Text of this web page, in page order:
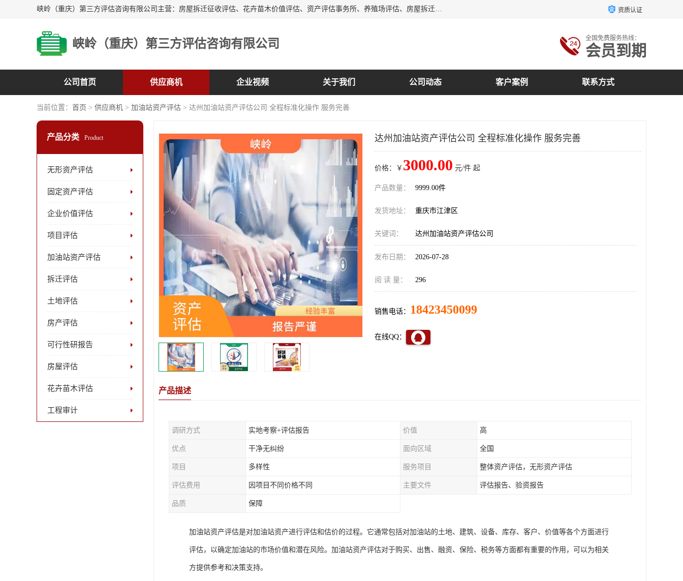
峡岭（重庆）第三方评估咨询有限公司主营：房屋拆迁征收评估、花卉苗木价值评估、资产评估事务所、养殖场评估、房屋拆迁服务公司等，形成了综合一体化的资产评估、财务审计和资产优化处置服务，是在全国同行业中资质全、业务服务范围广、具有影响力的综合服务机构。 资质认证
峡岭（重庆）第三方评估咨询有限公司 全国免费服务热线：
会员到期
公司首页 供应商机 企业视频 关于我们 公司动态 客户案例 联系方式
当前位置： 首页 > 供应商机 > 加油站资产评估 > 达州加油站资产评估公司 全程标准化操作 服务完善
产品分类 Product
无形资产评估
固定资产评估
企业价值评估
项目评估
加油站资产评估
拆迁评估
土地评估
房产评估
可行性研报告
房屋评估
花卉苗木评估
工程审计
达州加油站资产评估公司 全程标准化操作 服务完善
价格：￥ 3000.00 元/件 起
产品数量： 9999.00件
发货地址： 重庆市江津区
关键词： 达州加油站资产评估公司
发布日期： 2026-07-28
阅 读 量： 296
销售电话： 18423450099
在线QQ：
产品描述
调研方式 实地考察+评估报告 价值 高
优点 干净无纠纷 面向区域 全国
项目 多样性 服务项目 整体资产评估，无形资产评估
评估费用 因项目不同价格不同 主要文件 评估报告、验资报告
品质 保障
加油站资产评估是对加油站资产进行评估和估价的过程。它通常包括对加油站的土地、建筑、设备、库存、客户、价值等各个方面进行
评估，以确定加油站的市场价值和潜在风险。加油站资产评估对于购买、出售、融资、保险、税务等方面都有重要的作用，可以为相关
方提供参考和决策支持。